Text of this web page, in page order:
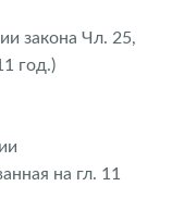
закона Чл. 25,
год.)
на гл. 11